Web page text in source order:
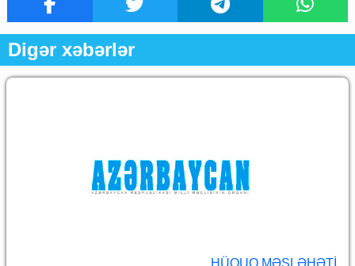
Digər xəbərlər
HÜQUQ MƏSLƏHƏTI